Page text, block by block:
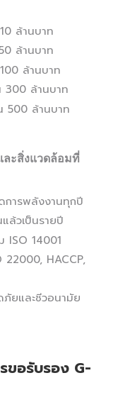
ล้านบาท
ล้านบาท
ล้านบาท
300 ล้านบาท
500 ล้านบาท
ละสิ่งแวดล้อมที่
การพลังงานทุกปี
ล้วเป็นรายปี
ISO 14001
22000, HACCP,
ยและชีวอนามัย
ขอรับรอง G-